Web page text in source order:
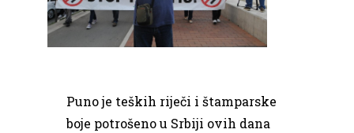
Puno je teških riječi i štamparske
boje potrošeno u Srbiji ovih dana